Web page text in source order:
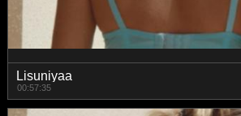
Lisuniyaa
00:57:35